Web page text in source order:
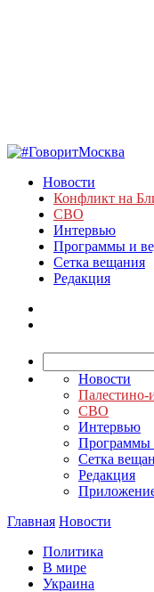
Новости
Конфликт на
СВО
Интервью
Программы и
Сетка вещания
Редакция
Новости
Палестино-
СВО
Интервью
Программы
Сетка
Редакция
Главная Новости
Политика
В мире
Украина